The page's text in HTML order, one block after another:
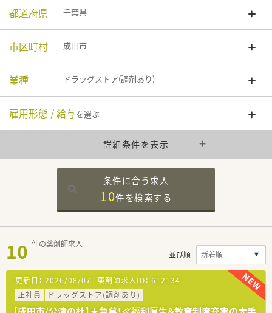
都道府県 千葉県
市区町村 成田市
業種 ドラッグストア(調剤あり)
雇用形態 / 給与を選ぶ
詳細条件を表示
条件に合う求人
10件を検索する
10 件の薬剤師求人
並び順
更新日： 2026/08/07 薬剤師求人ID： 612134
正社員
ドラッグストア(調剤あり)